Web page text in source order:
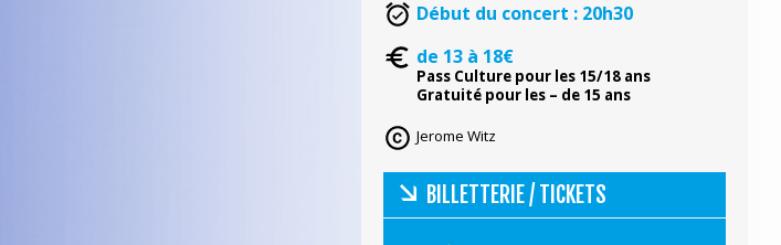
Début du concert : 20h30
de 13 à 18€
Pass Culture pour les 15/18 ans
Gratuité pour les – de 15 ans
Jerome Witz
BILLETTERIE / TICKETS